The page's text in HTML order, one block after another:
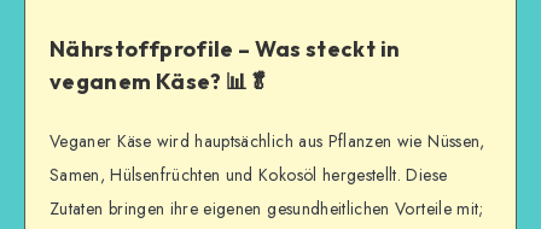
Nährstoffprofile – Was steckt in
veganem Käse? 📊🥬
Veganer Käse wird hauptsächlich aus Pflanzen wie Nüssen,
Samen, Hülsenfrüchten und Kokosöl hergestellt. Diese
Zutaten bringen ihre eigenen gesundheitlichen Vorteile mit;